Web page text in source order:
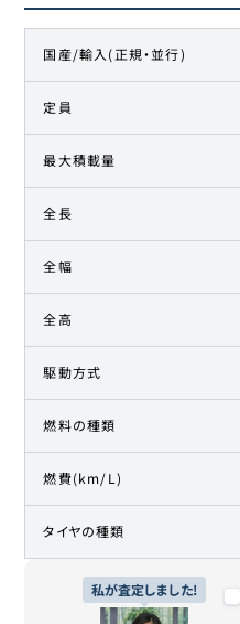
国産/輸入(正規・並行)
定員
最大積載量
全長
全幅
全高
駆動方式
燃料の種類
燃費(km/L)
タイヤの種類
私が査定しました!